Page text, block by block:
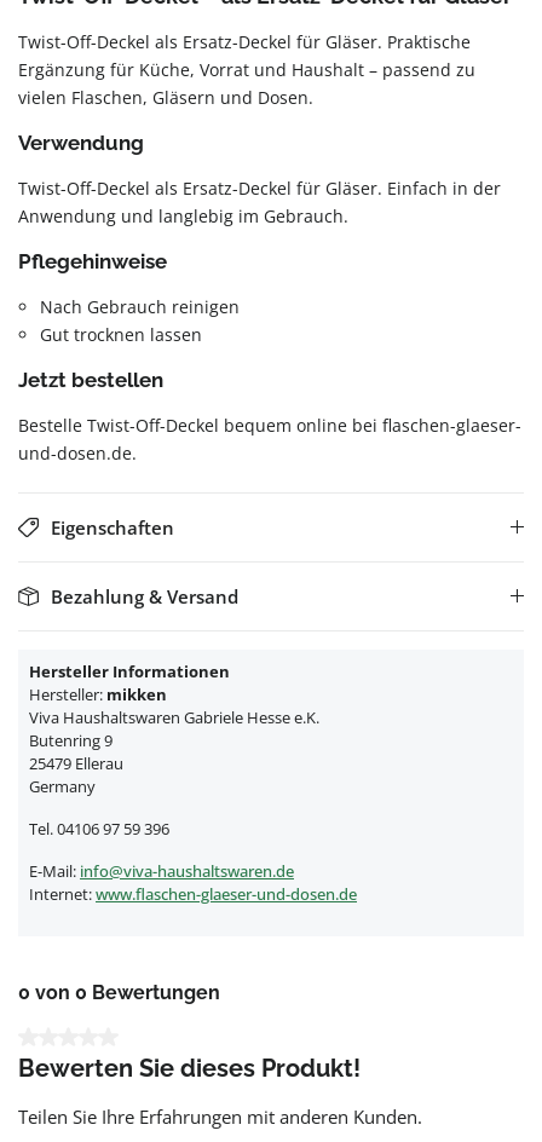
Twist-Off-Deckel als Ersatz-Deckel für Gläser. Praktische
Ergänzung für Küche, Vorrat und Haushalt – passend zu
vielen Flaschen, Gläsern und Dosen.
Verwendung
Twist-Off-Deckel als Ersatz-Deckel für Gläser. Einfach in der
Anwendung und langlebig im Gebrauch.
Pflegehinweise
Nach Gebrauch reinigen
Gut trocknen lassen
Jetzt bestellen
Bestelle Twist-Off-Deckel bequem online bei flaschen-glaeser-
und-dosen.de.
Eigenschaften
Bezahlung & Versand
Hersteller Informationen
Hersteller: mikken
Viva Haushaltswaren Gabriele Hesse e.K.
Butenring 9
25479 Ellerau
Germany
Tel. 04106 97 59 396
E-Mail: info@viva-haushaltswaren.de
Internet:www.flaschen-glaeser-und-dosen.de
0 von 0 Bewertungen
Bewerten Sie dieses Produkt!
Teilen Sie Ihre Erfahrungen mit anderen Kunden.